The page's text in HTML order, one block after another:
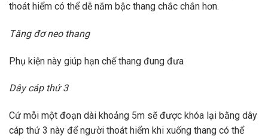
thoát hiểm có thể dễ nắm bậc thang chắc chắn hơn.
Tăng đơ neo thang
Phụ kiện này giúp hạn chế thang đung đưa
Dây cáp thứ 3
Cứ mỗi một đoạn dài khoảng 5m sẽ được khóa lại bằng dây
cáp thứ 3 này để người thoát hiểm khi xuống thang có thể